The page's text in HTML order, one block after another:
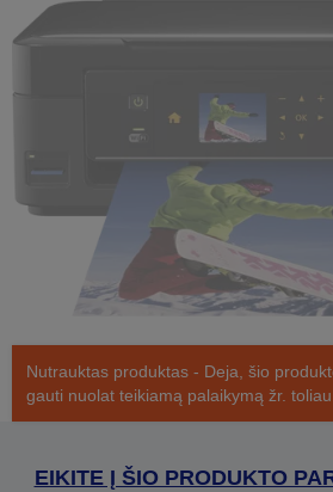
Nutrauktas produktas - Deja, šio
gauti nuolat teikiamą palaikymą žr. toliau.
EIKITE Į ŠIO PRODUKTO